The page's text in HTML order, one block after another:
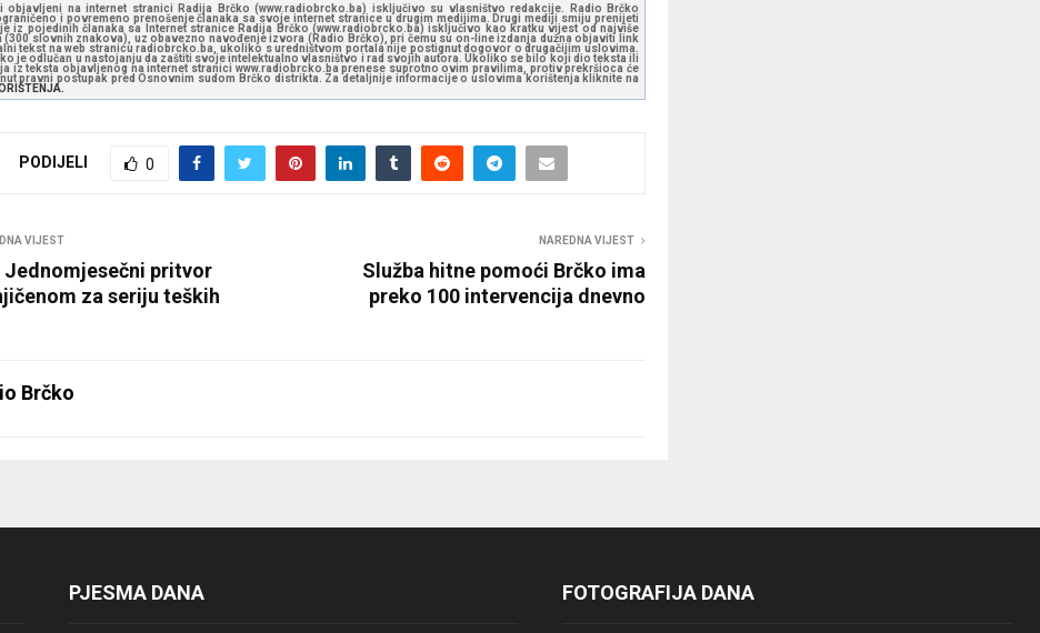
objavljeni na internet stranici Radija Brčko (www.radiobrcko.ba) isključivo su vlasništvo redakcije. Radio Brčko
i povremeno prenošenje članaka sa svoje internet stranice u drugim medijima. Drugi mediji smiju prenijeti
iz pojedinih članaka sa Internet stranice Radija Brčko (www.radiobrcko.ba) isključivo kao kratku vijest od najviše
(300 slovnih znakova), uz obavezno navođenje izvora (Radio Brčko), pri čemu su on-line izdanja dužna objaviti link
tekst na web stranicu radiobrcko.ba, ukoliko s uredništvom portala nije postignut dogovor o drugačijim uslovima.
je odlučan u nastojanju da zaštiti svoje intelektualno vlasništvo i rad svojih autora. Ukoliko se bilo koji dio teksta ili
iz teksta objavljenog na internet stranici www.radiobrcko.ba prenese suprotno ovim pravilima, protiv prekršioca će
pravni postupak pred Osnovnim sudom Brčko distrikta. Za detaljnije informacije o uslovima korištenja kliknite na
PODIJELI 0
VIJEST
Jednomjesečni pritvor
za seriju teških
NAREDNA VIJEST
Služba hitne pomoći Brčko ima
preko 100 intervencija dnevno
Brčko
PJESMA DANA FOTOGRAFIJA DANA